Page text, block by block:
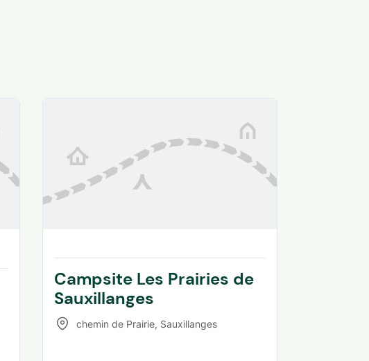
Campsite Les Prairies de
Sauxillanges
chemin de Prairie, Sauxillanges